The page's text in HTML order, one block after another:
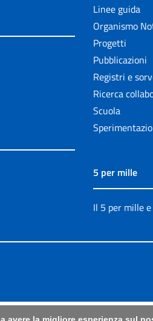
Linee guida
Organismo
Progetti
Pubblicazioni
Registri e
Ricerca
Scuola
5 per mille
Il 5 per mille e